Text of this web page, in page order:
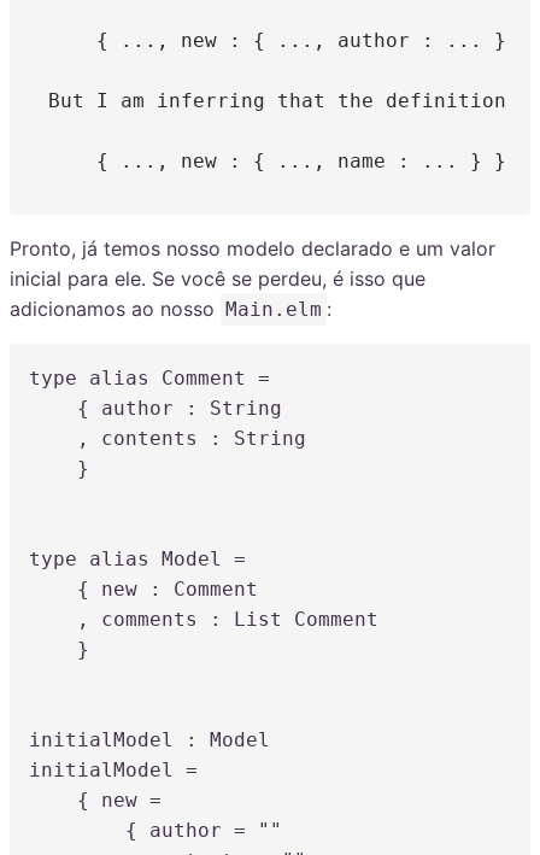
    { ..., new : { ..., author : ... } }
But I am inferring that the definition
Pronto, já temos nosso modelo declarado e um valor
inicial para ele. Se você se perdeu, é isso que
adicionamos ao nosso
Main.elm :
type alias Comment =
    { author
:
String
,
contents :
String
    }
type alias Model =
    { new
:
Comment
,
comments :
List Comment
    }
initialModel :
initialModel
=
    { new
=
        { author
=
""